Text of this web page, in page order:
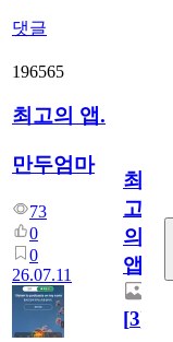
댓글
196565
최고의 앱.
만두엄마
73
0
0
26.07.11
최
고
의
앱.
[3]